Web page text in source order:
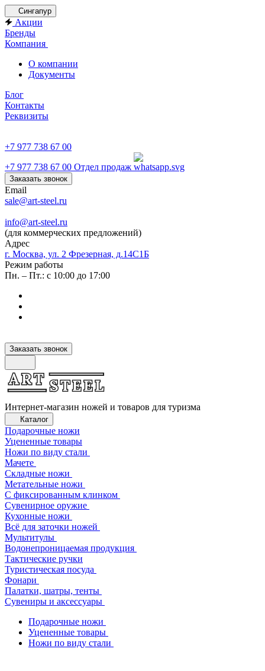
Сингапур
Акции
Бренды
Компания
О компании
Документы
Блог
Контакты
Реквизиты
+7 977 738 67 00
+7 977 738 67 00 Отдел продаж
Заказать звонок
Email
sale@art-steel.ru
info@art-steel.ru
(для коммерческих предложений)
Адрес
г. Москва, ул. 2 Фрезерная, д.14С1Б
Режим работы
Пн. – Пт.: с 10:00 до 17:00
Заказать звонок
Интернет-магазин ножей и товаров для туризма
Каталог
Подарочные ножи
Уцененные товары
Ножи по виду стали
Мачете
Складные ножи
Метательные ножи
С фиксированным клинком
Сувенирное оружие
Кухонные ножи
Всё для заточки ножей
Мультитулы
Водонепроницаемая продукция
Тактические ручки
Туристическая посуда
Фонари
Палатки, шатры, тенты
Сувениры и аксессуары
Подарочные ножи
Уцененные товары
Ножи по виду стали